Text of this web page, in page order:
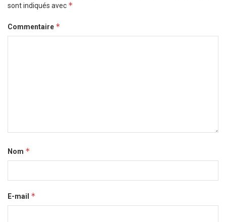
sont indiqués avec *
Commentaire *
Nom *
E-mail *